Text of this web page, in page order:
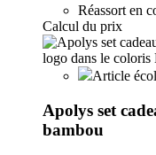
Réassort en
Calcul du prix
Article
Apolys set
bambou